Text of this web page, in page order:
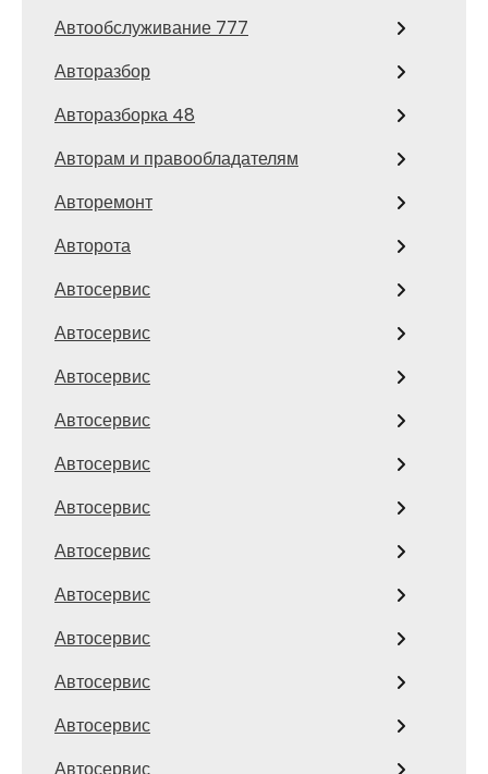
Автообслуживание 777
Авторазбор
Авторазборка 48
Авторам и правообладателям
Авторемонт
Авторота
Автосервис
Автосервис
Автосервис
Автосервис
Автосервис
Автосервис
Автосервис
Автосервис
Автосервис
Автосервис
Автосервис